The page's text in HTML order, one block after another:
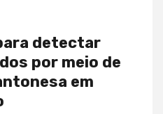
detectar
por meio de
em